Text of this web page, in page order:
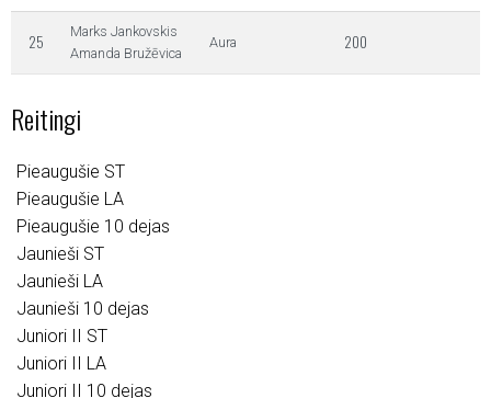
25
Marks Jankovskis
Amanda Bružēvica
Aura 200
Reitingi
Pieaugušie ST
Pieaugušie LA
Pieaugušie 10 dejas
Jaunieši ST
Jaunieši LA
Jaunieši 10 dejas
Juniori II ST
Juniori II LA
Juniori II 10 dejas